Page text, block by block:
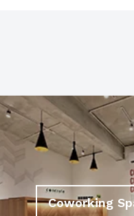
Coworking